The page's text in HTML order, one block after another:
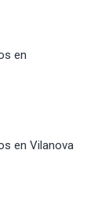
en
en Vilanova